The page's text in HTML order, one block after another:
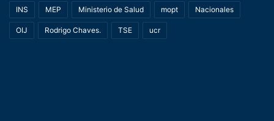
INS MEP Ministerio de Salud mopt Nacionales
OIJ Rodrigo Chaves. TSE ucr